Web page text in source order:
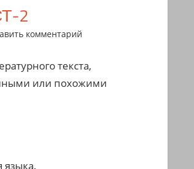
2
комментарий
текста,
или похожими
языка.